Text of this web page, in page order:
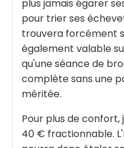
plus jamais égarer
pour trier ses
trouvera forcément
également valable
qu'une séance de
complète sans une
méritée.
Pour plus de
40 € fractionnable.